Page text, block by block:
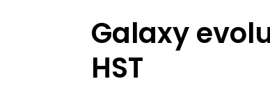
Galaxy
HST